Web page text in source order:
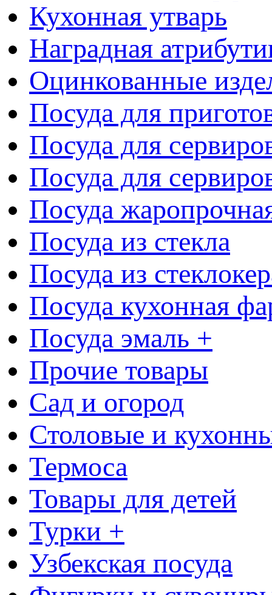
Кухонная утварь
Наградная
Оцинкованные
Посуда для
Посуда для
Посуда для
Посуда
Посуда из стекла
Посуда из
Посуда кухонная
Посуда эмаль +
Прочие товары
Сад и огород
Столовые и
Термоса
Товары для детей
Турки +
Узбекская посуда